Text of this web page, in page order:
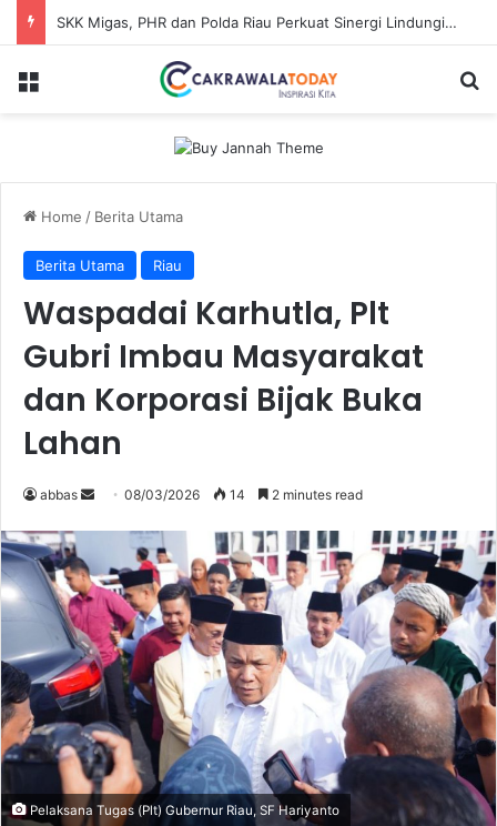
Dinilai Beratkan Media Startup, SMSI Riau Minta Permenkum Nomor 49 Tahun 2025 Dikaji Ulang
Home / Berita Utama
Berita Utama Riau
Waspadai Karhutla, Plt
Gubri Imbau Masyarakat
dan Korporasi Bijak Buka
Lahan
abbas
d
a
e
m
a
i
l
08/03/2026 14 2 minutes read
Pelaksana Tugas (Plt) Gubernur Riau, SF Hariyanto